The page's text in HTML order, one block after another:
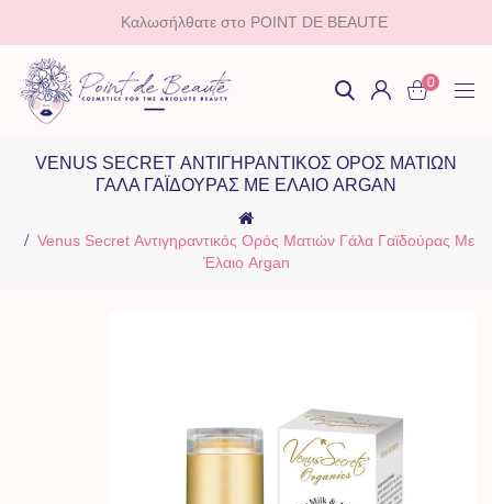
Καλωσήλθατε στο POINT DE BEAUTE
0
VENUS SECRET ΑΝΤΙΓΗΡΑΝΤΙΚΌΣ ΟΡΌΣ ΜΑΤΙΏΝ
ΓΆΛΑ ΓΑΪΔΟΎΡΑΣ ΜΕ ΈΛΑΙΟ ARGAN
Venus Secret Αντιγηραντικός Ορός Ματιών Γάλα Γαϊδούρας Με
Έλαιο Argan